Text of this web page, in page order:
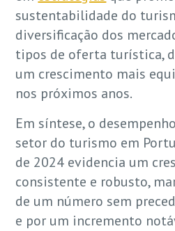
sustentabilidade do
diversificação dos
tipos de oferta turística,
um crescimento mais
nos próximos anos.
Em síntese, o
setor do turismo em
de 2024 evidencia um
consistente e robusto,
de um número sem
e por um incremento